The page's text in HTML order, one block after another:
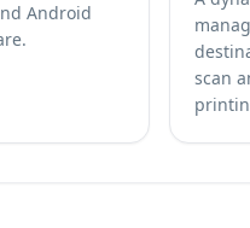
Android
scan